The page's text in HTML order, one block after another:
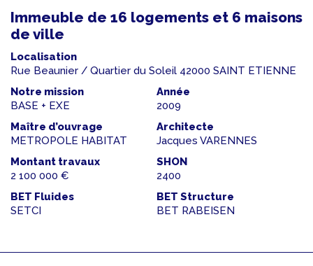
Immeuble de 16 logements et 6 maisons
de ville
Localisation
Rue Beaunier / Quartier du Soleil 42000 SAINT ETIENNE
Notre mission
BASE + EXE
Année
2009
Maître d’ouvrage
METROPOLE HABITAT
Architecte
Jacques VARENNES
Montant travaux
2 100 000 €
SHON
2400
BET Fluides
SETCI
BET Structure
BET RABEISEN